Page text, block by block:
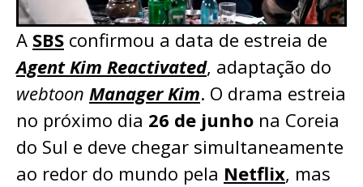
A SBS confirmou a data de estreia de
Agent Kim Reactivated, adaptação do
webtoon Manager Kim. O drama estreia
no próximo dia 26 de junho na Coreia
do Sul e deve chegar simultaneamente
ao redor do mundo pela Netflix, mas